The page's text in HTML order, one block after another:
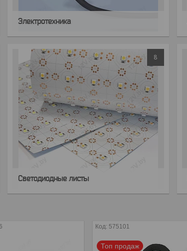
Электротехника
8
Светодиодные листы
575101
Топ продаж